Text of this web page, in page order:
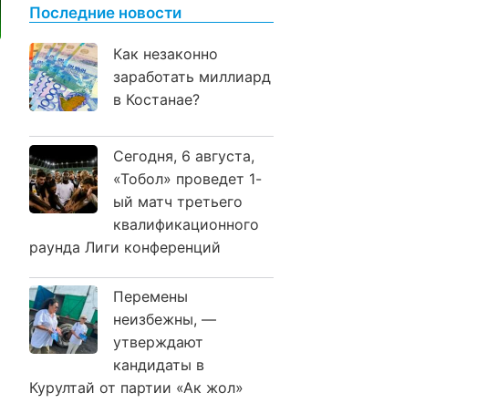
Последние новости
Как незаконно
заработать миллиард
в Костанае?
Сегодня, 6 августа,
«Тобол» проведет 1-
ый матч третьего
квалификационного
раунда Лиги конференций
Перемены
неизбежны, —
утверждают
кандидаты в
Курултай от партии «Ак жол»